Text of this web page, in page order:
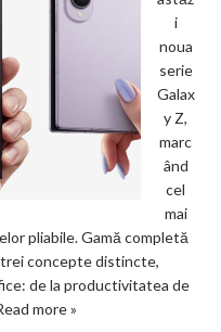
i
noua
serie
Galax
y Z,
marc
ând
cel
mai
pliabile. Gamă completă
concepte distincte,
de la productivitatea de
more »